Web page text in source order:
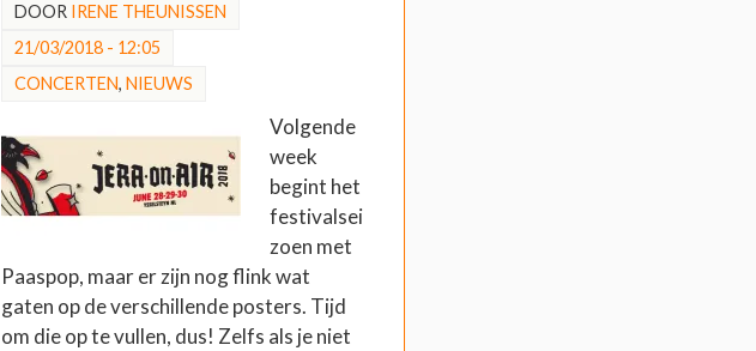
DOOR IRENE THEUNISSEN
21/03/2018 - 12:05
CONCERTEN, NIEUWS
Volgende
week
begint het
festivalsei
zoen met
Paaspop, maar er zijn nog flink wat
gaten op de verschillende posters. Tijd
om die op te vullen, dus! Zelfs als je niet